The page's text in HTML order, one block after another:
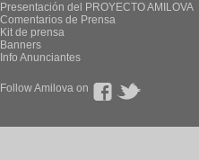
Presentación del PROYECTO AMILOVA
Comentarios de Prensa
Kit de prensa
Banners
Info Anunciantes
Follow Amilova on